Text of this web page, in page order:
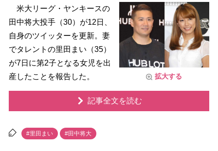
拡大する
米大リーグ・ヤンキースの
田中将大投手（30）が12日、
自身のツイッターを更新。妻
でタレントの里田まい（35）
が7日に第2子となる女児を出
産したことを報告した。
記事全文を読む
#里田まい #田中将大